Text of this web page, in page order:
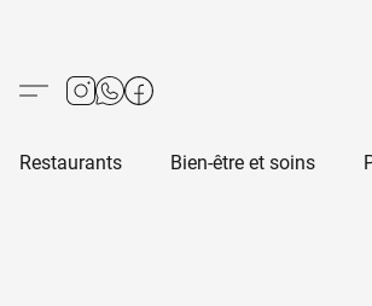
Restaurants Bien-être et soins